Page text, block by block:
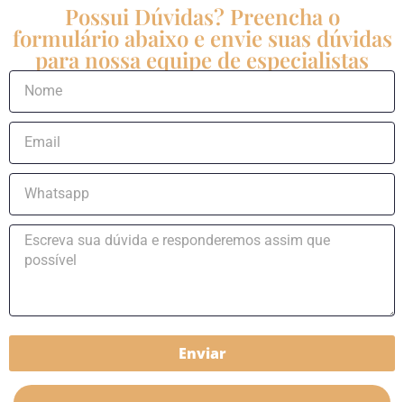
Possui Dúvidas? Preencha o
formulário abaixo e envie suas dúvidas
para nossa equipe de especialistas
Enviar